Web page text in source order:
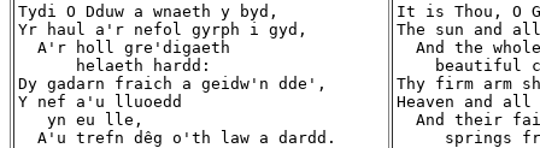
Tydi O Dduw a wnaeth y byd,
Yr haul a'r nefol gyrph i gyd,
  A'r holl gre'digaeth
      helaeth hardd:
Dy gadarn fraich a geidw'n dde',
Y nef a'u lluoedd
   yn eu lle,
  A'u trefn dêg o'th law a dardd.
It is Thou, O
The sun and
And the
beautiful
Thy firm arm
Heaven and
And their
springs